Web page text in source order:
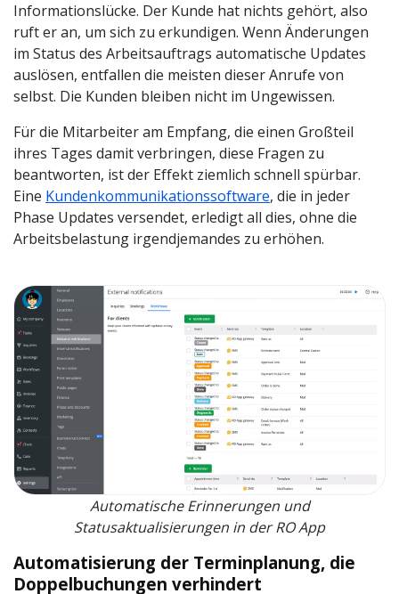
Informationslücke. Der Kunde hat nichts gehört, also
ruft er an, um sich zu erkundigen. Wenn Änderungen
im Status des Arbeitsauftrags automatische Updates
auslösen, entfallen die meisten dieser Anrufe von
selbst. Die Kunden bleiben nicht im Ungewissen.
Für die Mitarbeiter am Empfang, die einen Großteil
ihres Tages damit verbringen, diese Fragen zu
beantworten, ist der Effekt ziemlich schnell spürbar.
Eine Kundenkommunikationssoftware, die in jeder
Phase Updates versendet, erledigt all dies, ohne die
Arbeitsbelastung irgendjemandes zu erhöhen.
Automatische Erinnerungen und
Statusaktualisierungen in der RO App
Automatisierung der Terminplanung, die
Doppelbuchungen verhindert